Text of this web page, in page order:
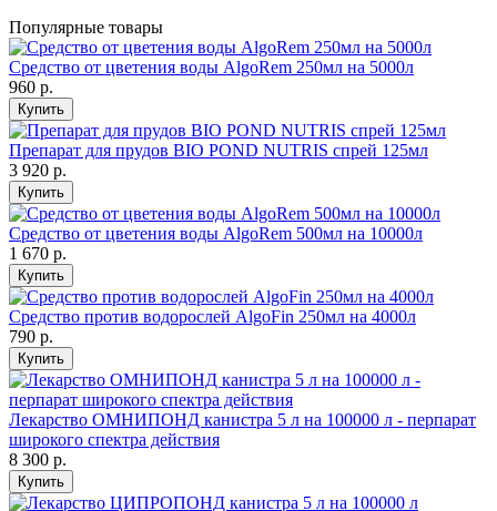
Популярные товары
Средство от цветения воды AlgoRem 250мл на 5000л
960 р.
Купить
Препарат для прудов BIO POND NUTRIS спрей 125мл
3 920 р.
Купить
Средство от цветения воды AlgoRem 500мл на 10000л
1 670 р.
Купить
Средство против водорослей AlgoFin 250мл на 4000л
790 р.
Купить
Лекарство ОМНИПОНД канистра 5 л на 100000 л - перпарат
широкого спектра действия
8 300 р.
Купить